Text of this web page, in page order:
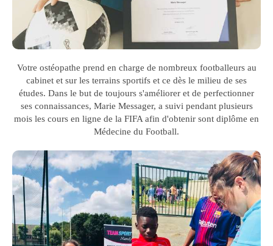
Votre ostéopathe prend en charge de nombreux footballeurs au
cabinet et sur les terrains sportifs et ce dès le milieu de ses
études. Dans le but de toujours s'améliorer et de perfectionner
ses connaissances, Marie Messager, a suivi pendant plusieurs
mois les cours en ligne de la FIFA afin d'obtenir sont diplôme en
Médecine du Football.